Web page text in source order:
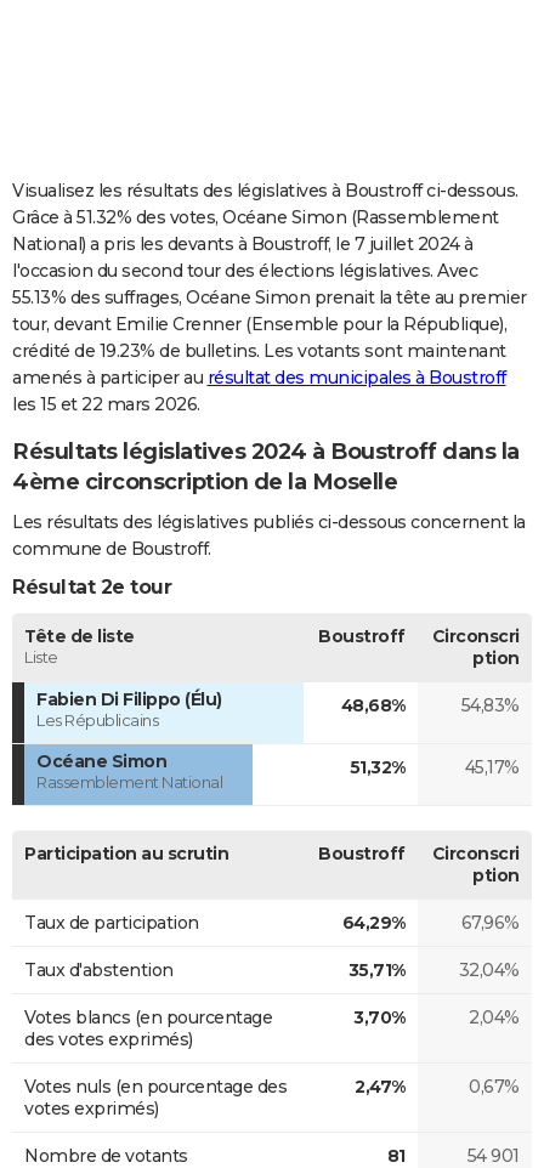
Carte de Noël
Carte Bonne année
Carte Saint-Valentin
Carte Pâques
Carte d'anniversaire
DICTIONNAIRE
Dictionnaire
Biographies
Citations
Expressions
Proverbes
PROGRAMME TV
COPAINS D'AVANT
S'inscrire
Se connecter
Lycées
Collèges
Primaires
Universités
Entreprises
Service militaire
Avis de recherche
AVIS DE DÉCÈS
Visualisez les résultats des législatives à Boustroff ci-dessous.
Grâce à 51.32% des votes, Océane Simon (Rassemblement
National) a pris les devants à Boustroff, le 7 juillet 2024 à
l'occasion du second tour des élections législatives. Avec
55.13% des suffrages, Océane Simon prenait la tête au premier
tour, devant Emilie Crenner (Ensemble pour la République),
crédité de 19.23% de bulletins. Les votants sont maintenant
amenés à participer au résultat des municipales à Boustroff
les 15 et 22 mars 2026.
Résultats législatives 2024 à Boustroff dans la
4ème circonscription de la Moselle
Les résultats des législatives publiés ci-dessous concernent la
commune de Boustroff.
Résultat 2e tour
Tête de liste
Liste
Boustroff
Circonscri
ption
Fabien Di Filippo (Élu)
Les Républicains
48,68% 54,83%
Océane Simon
Rassemblement National
51,32% 45,17%
Participation au scrutin Boustroff
Circonscri
ption
Taux de participation 64,29% 67,96%
Taux d'abstention 35,71% 32,04%
Votes blancs (en pourcentage
des votes exprimés)
3,70% 2,04%
Votes nuls (en pourcentage des
votes exprimés)
2,47% 0,67%
Nombre de votants 81 54 901